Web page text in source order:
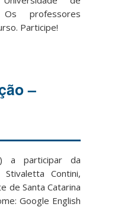
professores
Participe!
–
a participar da
Contini,
de Santa Catarina
Google English